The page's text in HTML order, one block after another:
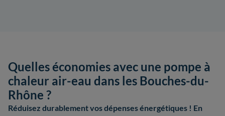
Quelles économies avec une pompe à
chaleur air-eau dans les Bouches-du-
Rhône ?
Réduisez durablement vos dépenses énergétiques ! En